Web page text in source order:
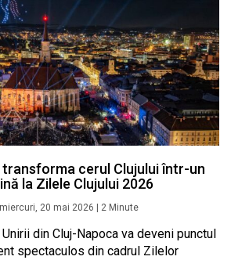
cerul Clujului într-un
la Zilele Clujului 2026
miercuri, 20 mai 2026 2 Minute
din Cluj-Napoca va deveni punctul
spectaculos din cadrul Zilelor